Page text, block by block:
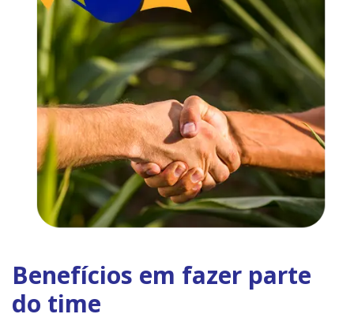
Benefícios em fazer parte
do time